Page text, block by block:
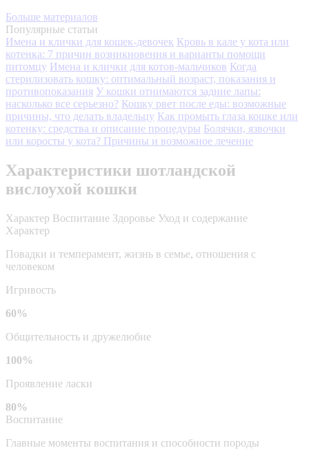
Больше материалов
Популярные статьи
Имена и клички для кошек-девочек Кровь в кале у кота или
котенка: 7 причин возникновения и варианты помощи
питомцу Имена и клички для котов-мальчиков Когда
стерилизовать кошку: оптимальный возраст, показания и
противопоказания У кошки отнимаются задние лапы:
насколько все серьезно? Кошку рвет после еды: возможные
причины, что делать владельцу Как промыть глаза кошке или
котенку: средства и описание процедуры Болячки, язвочки
или коросты у кота? Причины и возможное лечение
Характеристики шотландской
вислоухой кошки
Характер Воспитание Здоровье Уход и содержание
Характер
Повадки и темперамент, жизнь в семье, отношения с
человеком
Игривость
60%
Общительность и дружелюбие
100%
Проявление ласки
80%
Воспитание
Главные моменты воспитания и способности породы